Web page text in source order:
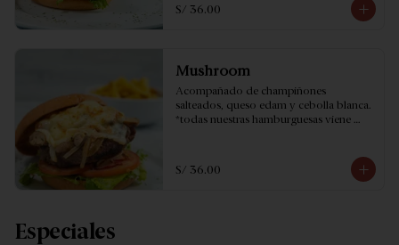
S/ 36.00
Mushroom
Acompañado de champiñones
salteados, queso edam y cebolla blanca.
*todas nuestras hamburguesas viene
S/ 36.00
Especiales